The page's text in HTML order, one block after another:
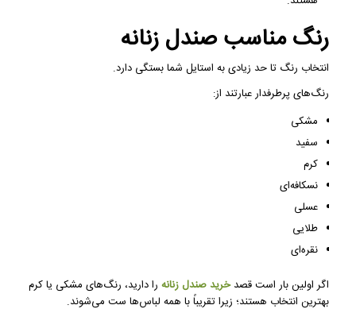
رنگ مناسب صندل زنانه
انتخاب رنگ تا حد زیادی به استایل شما بستگی دارد.
رنگ‌های پرطرفدار عبارتند از:
مشکی
سفید
کرم
نسکافه‌ای
عسلی
طلایی
نقره‌ای
اگر اولین بار است قصدخرید صندل زنانهرا دارید، رنگ‌های مشکی یا کرم
بهترین انتخاب هستند؛ زیرا تقریباً با همه لباس‌ها ست می‌شوند.